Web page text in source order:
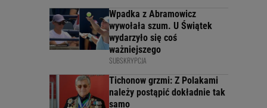
Wpadka z Abramowicz
wywołała szum. U Świątek
wydarzyło się coś
ważniejszego
SUBSKRYPCJA
Tichonow grzmi: Z Polakami
należy postąpić dokładnie tak
samo